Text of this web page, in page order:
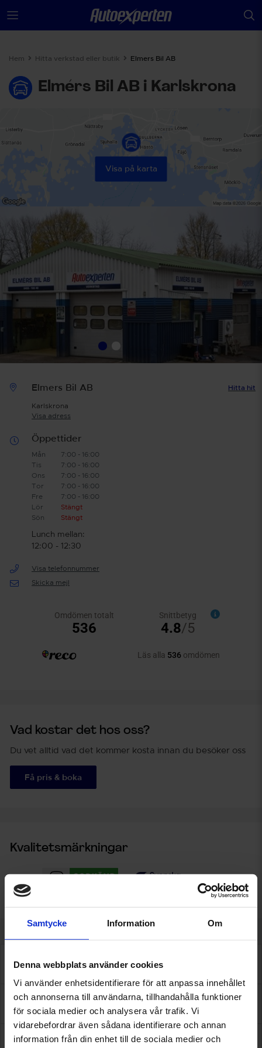
Samtycke Information Om
Denna webbplats använder cookies
Vi använder enhetsidentifierare för att anpassa innehållet
och annonserna till användarna, tillhandahålla funktioner
för sociala medier och analysera vår trafik. Vi
vidarebefordrar även sådana identifierare och annan
information från din enhet till de sociala medier och
Hem Hitta verkstad eller butik Elmers Bil AB
Elmérs Bil AB i Karlskrona
Visa på karta
Elmers Bil AB
Karlskrona
Visa adress
Hitta hit
Öppettider
Mån
7:00 - 16:00
Tis
7:00 - 16:00
Ons
7:00 - 16:00
Tor
7:00 - 16:00
Fre
7:00 - 16:00
Lör
Stängt
Sön
Stängt
Lunch mellan:
12:00 - 12:30
Visa telefonnummer
Skicka mejl
Vad kostar det hos oss?
Du vet alltid vad det kommer kosta innan du besöker oss
Få pris & boka
Kvalitetsmärkningar
Tjänster
Elmérs Bil drivs av Peter Lind med hjälp av sina tre